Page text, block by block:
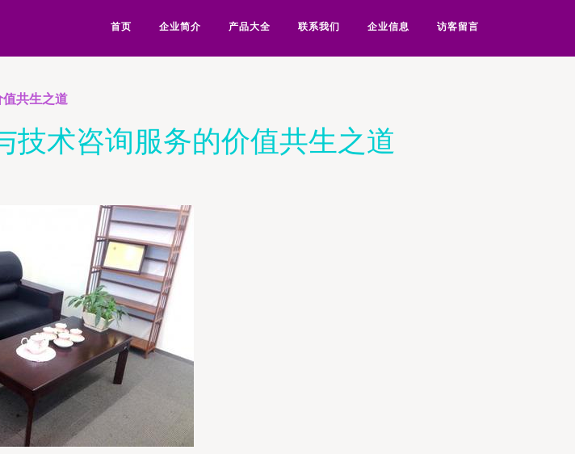
首页 企业简介 产品大全 联系我们 企业信息 访客留言
值共生之道
技术咨询服务的价值共生之道